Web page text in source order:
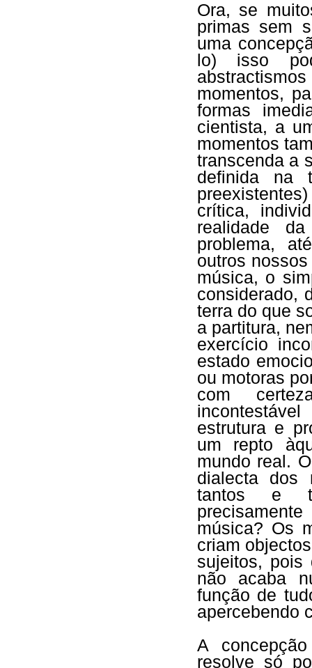
Ora, se
primas sem
uma
lo) isso
momentos,
formas
cientista, a
momentos
transcenda a
definida na
crítica,
realidade
problema,
outros
música, o
considerado,
terra do que
a partitura,
exercício
estado
ou motoras
com
estrutura e
um repto
mundo real.
dialecta dos
tantos e
música? Os
criam
sujeitos, pois
não acaba
função de
apercebendo
A
resolve só